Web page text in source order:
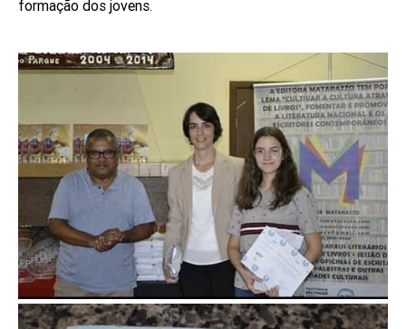
formação dos jovens.